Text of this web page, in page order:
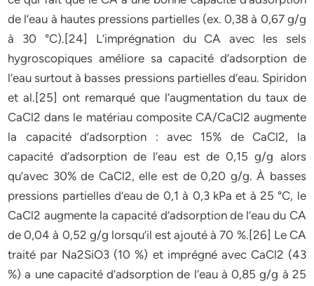
de l’eau à hautes pressions partielles (ex. 0,38 à 0,67 g/g
à 30 °C).[24] L’imprégnation du CA avec les sels
hygroscopiques améliore sa capacité d’adsorption de
l’eau surtout à basses pressions partielles d’eau. Spiridon
et al.[25] ont remarqué que l’augmentation du taux de
CaCl2 dans le matériau composite CA/CaCl2 augmente
la capacité d’adsorption : avec 15% de CaCl2, la
capacité d’adsorption de l’eau est de 0,15 g/g alors
qu’avec 30% de CaCl2, elle est de 0,20 g/g. À basses
pressions partielles d’eau de 0,1 à 0,3 kPa et à 25 °C, le
CaCl2 augmente la capacité d’adsorption de l’eau du CA
de 0,04 à 0,52 g/g lorsqu’il est ajouté à 70 %.[26] Le CA
traité par Na2SiO3 (10 %) et imprégné avec CaCl2 (43
%) a une capacité d’adsorption de l’eau à 0,85 g/g à 25